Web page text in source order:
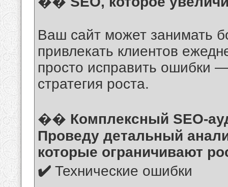
Ваш сайт может занимать
привлекать клиентов
просто исправить ошибки
стратегия роста.
�� Комплексный SEO-
Проведу детальный
которые ограничивают
✔️ Технические ошибки